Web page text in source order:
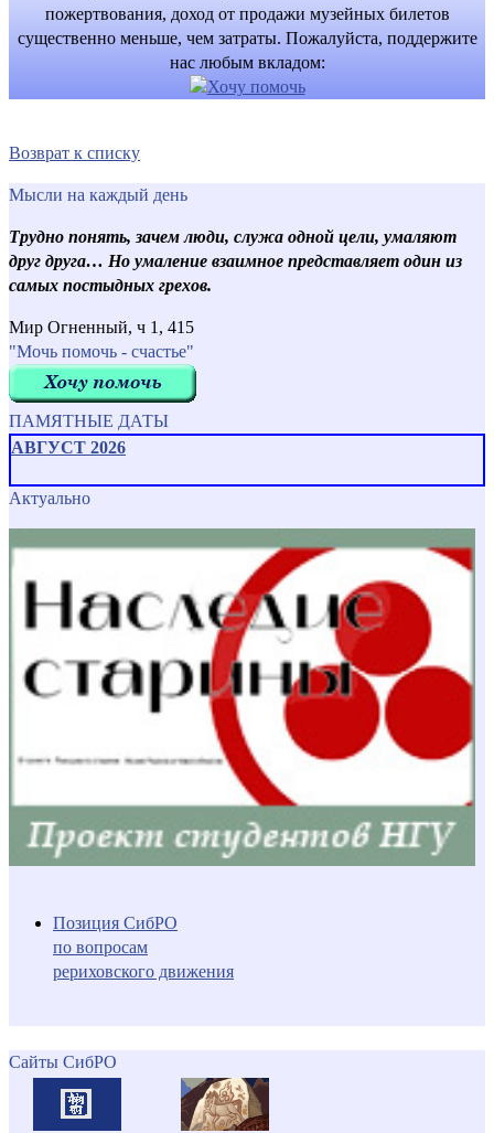
пожертвования, доход от продажи музейных билетов
существенно меньше, чем затраты. Пожалуйста, поддержите
нас любым вкладом:
Возврат к списку
Мысли на каждый день
Трудно понять, зачем люди, служа одной цели, умаляют
друг друга… Но умаление взаимное представляет один из
самых постыдных грехов.
Мир Огненный, ч 1, 415
"Мочь помочь - счастье"
ПАМЯТНЫЕ ДАТЫ
АВГУСТ 2026
Актуально
Позиция СибРО
по вопросам
рериховского движения
Сайты СибРО